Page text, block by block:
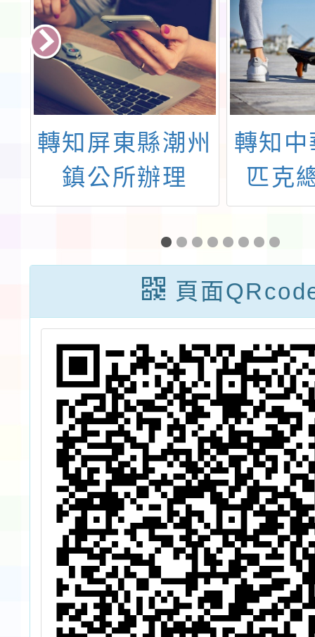
轉知屏東縣潮州
鎮公所辦理
「2026屏東縣
潮州鎮武藝嘉年
華暨冠武盃全國
跆拳道競技、品
勢錦標賽」
轉知
匹克
「114
長盃
球、
錦標
表隊
「113
國中
障礙
齡球
頁面